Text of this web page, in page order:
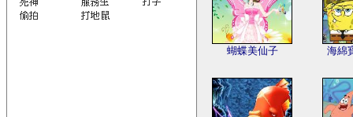
蝴蝶美仙子 海綿